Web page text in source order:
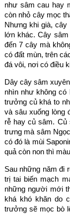
như sâm cau hay
còn nhỏ cây mọc
Nhưng khi già,
lớn khác. Cây
đến 7 cây mà
có đất mùn, trên
đá vôi, nơi có điều
Dây cây sâm
nhìn như không
trưởng củ khá to
và sâu xuống lòng
rễ hay củ sâm. Củ
trưng mà sâm
có đó là mùi
quả còn non thì
Sau những năm đi
trị tai biến mạch
những người mới
khá khó khăn do
trưởng sẽ mọc bò